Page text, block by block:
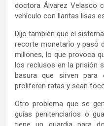
doctora Álvarez Velasco
vehículo con llantas lisas
Dijo también que el
recorte monetario y pasó
millones, lo que provoca
los reclusos en la prisión
basura que sirven para
proliferen ratas y sean
Otro problema que se
guías penitenciarios o